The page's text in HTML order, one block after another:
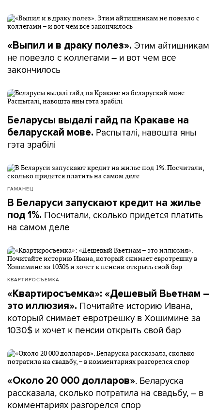
«Выпил и в драку полез». Этим айтишникам
не повезло с коллегами – и вот чем все
закончилось
Беларусы выдалі гайд па Кракаве на
беларускай мове. Распыталі, навошта яны
гэта зрабілі
ГАМАНЕЦ
В Беларуси запускают кредит на жилье
под 1%. Посчитали, сколько придется платить
на самом деле
КВАРТИРОСЪЕМКА
«Квартиросъемка»: «Дешевый Вьетнам –
это иллюзия». Почитайте историю Ивана,
который снимает евротрешку в Хошимине за
1030$ и хочет к пенсии открыть свой бар
«Около 20 000 долларов». Беларуска
рассказала, сколько потратила на свадьбу, – в
комментариях разгорелся спор